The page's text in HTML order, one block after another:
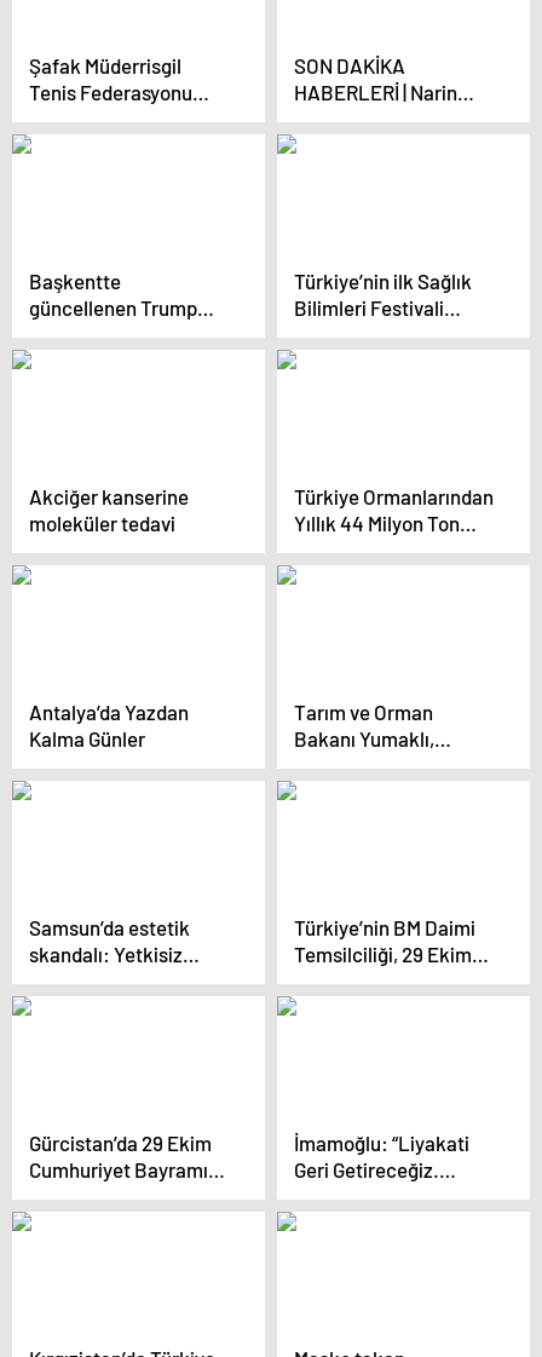
Şafak Müderrisgil
Tenis Federasyonu
Başkanı Oldu
SON DAKİKA
HABERLERİ | Narin
Güran cinayet
davasında Salim’in
Başkentte
güncellenen Trump
Dosyası! Doğrudan
Türkiye’nin bekası ile
Türkiye’nin ilk Sağlık
Bilimleri Festivali
Karabük’te başladı
Akciğer kanserine
moleküler tedavi
Türkiye Ormanlarından
Yıllık 44 Milyon Ton
Oksijen
Antalya’da Yazdan
Kalma Günler
Tarım ve Orman
Bakanı Yumaklı,
Zonguldak’ta partisinin
ilçe kongresine katıldı
Samsun’da estetik
skandalı: Yetkisiz
Afgan doktor
ameliyata girdi
Türkiye’nin BM Daimi
Temsilciliği, 29 Ekim
Cumhuriyet Bayramı
resepsiyonu düzenledi
Gürcistan’da 29 Ekim
Cumhuriyet Bayramı
dolayısıyla resepsiyon
verildi
İmamoğlu: “Liyakati
Geri Getireceğiz.
Milletin Evlatlarının
Hakkını Geri